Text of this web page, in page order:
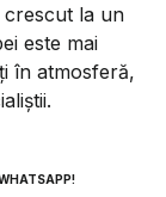
la un
este mai
în atmosferă,